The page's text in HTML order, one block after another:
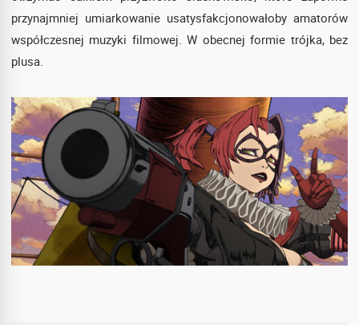
przynajmniej umiarkowanie usatysfakcjonowałoby amatorów
współczesnej muzyki filmowej. W obecnej formie trójka, bez
plusa.